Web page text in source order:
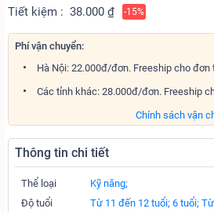
Tiết kiệm : 38.000 ₫ -15%
Phí vận chuyển:
Hà Nội: 22.000đ/đơn. Freeship cho đơn
Các tỉnh khác: 28.000đ/đơn. Freeship
Chính sách vận
Thông tin chi tiết
Thể loại
Kỹ năng;
Độ tuổi
Từ 11 đến 12 tuổi; 6 tuổi;